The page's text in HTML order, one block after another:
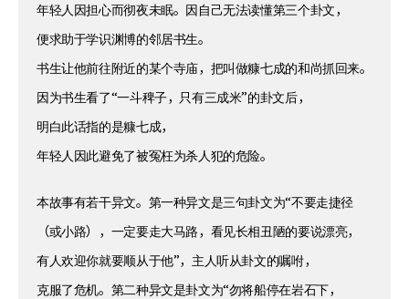
年轻人因担心而彻夜未眠。因自己无法读懂第三个卦文，
便求助于学识渊博的邻居书生。
书生让他前往附近的某个寺庙，把叫做糠七成的和尚抓回来。
因为书生看了“一斗稗子，只有三成米”的卦文后，
明白此话指的是糠七成，
年轻人因此避免了被冤枉为杀人犯的危险。
本故事有若干异文。第一种异文是三句卦文为“不要走捷径
（或小路），一定要走大马路，看见长相丑陋的要说漂亮，
有人欢迎你就要顺从于他”，主人听从卦文的嘱咐，
克服了危机。第二种异文是卦文为“勿将船停在岩石下，